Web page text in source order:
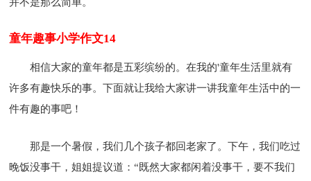
童年趣事小学作文14
相信大家的童年都是五彩缤纷的。在我的'童年生活里就有
许多有趣快乐的事。下面就让我给大家讲一讲我童年生活中的一
件有趣的事吧！
那是一个暑假，我们几个孩子都回老家了。下午，我们吃过
晚饭没事干，姐姐提议道：“既然大家都闲着没事干，要不我们